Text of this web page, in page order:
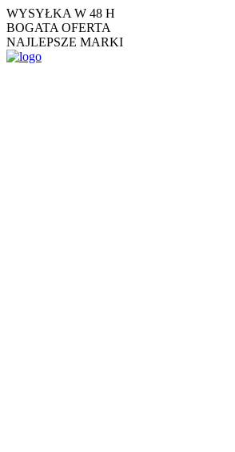
Skip
to
the
content
WYSYŁKA W 48 H
BOGATA OFERTA
NAJLEPSZE MARKI